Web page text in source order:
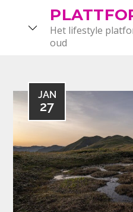
Het lifestyle
oud
JAN
27